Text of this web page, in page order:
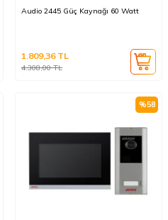
Audio 2445 Güç Kaynağı 60 Watt
4.308,00TL
1.809,36TL
%58